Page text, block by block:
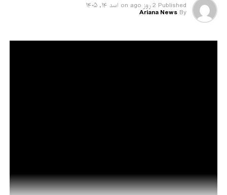
Published 2 روز ago on اسد ۱۴, ۱۴۰۵
By
Ariana News